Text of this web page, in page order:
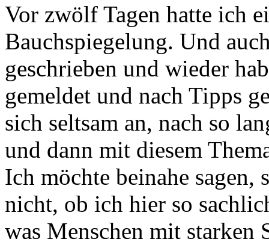
Vor zwölf Tagen hatte ich
Bauchspiegelung. Und
geschrieben und wieder
gemeldet und nach Tipps
sich seltsam an, nach so
und dann mit diesem
Ich möchte beinahe sagen,
nicht, ob ich hier so
was Menschen mit starken